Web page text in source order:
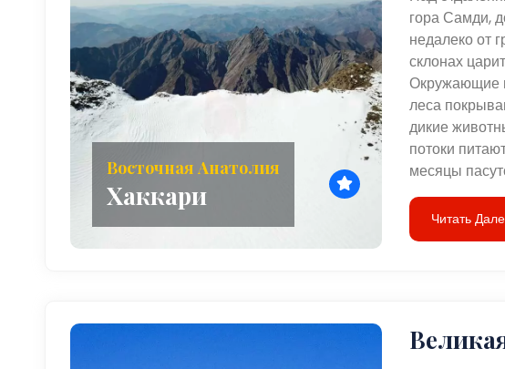
Восточная Анатолия
Хаккари
гора Самди,
недалеко от
склонах
Окружающие
леса
дикие
потоки
месяцы
Читать